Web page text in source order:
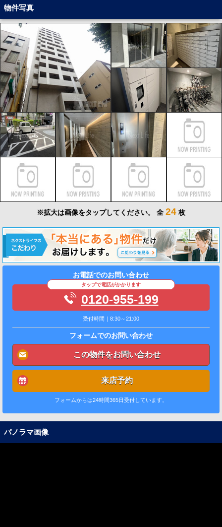
物件写真
※拡大は画像をタップしてください。 全 24 枚
お電話でのお問い合わせ
タップで電話がかかります
0120-955-199
受付時間｜8:30～21:00
フォームでのお問い合わせ
この物件をお問い合わせ
来店予約
フォームからは24時間365日受付しています。
パノラマ画像